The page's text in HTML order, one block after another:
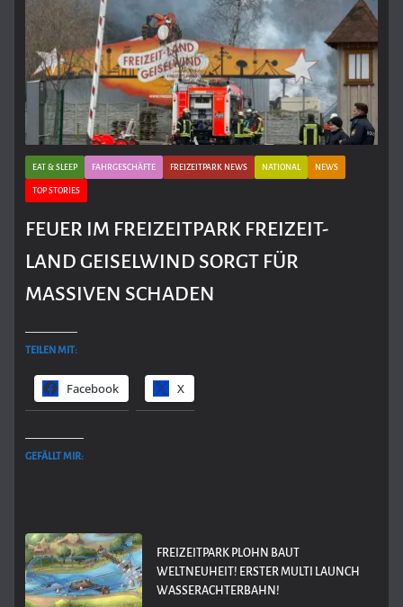
EAT & SLEEP FAHRGESCHÄFTE FREIZEITPARK NEWS NATIONAL NEWS
TOP STORIES
FEUER IM FREIZEITPARK FREIZEIT-
LAND GEISELWIND SORGT FÜR
MASSIVEN SCHADEN
TEILEN MIT:
Facebook X
GEFÄLLT MIR:
FREIZEITPARK PLOHN BAUT
WELTNEUHEIT! ERSTER MULTI LAUNCH
WASSERACHTERBAHN!